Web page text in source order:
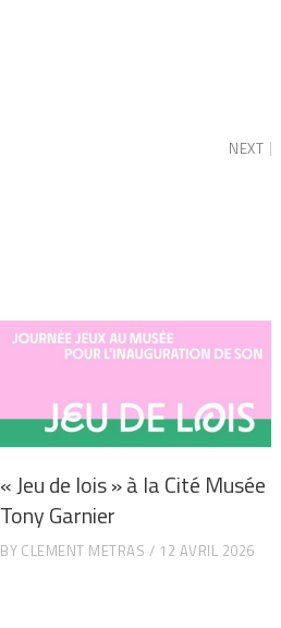
NEXT
« Jeu de lois » à la Cité Musée
Tony Garnier
BY CLEMENT METRAS 12 AVRIL 2026